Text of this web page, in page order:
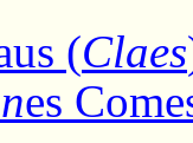
(Claes
es